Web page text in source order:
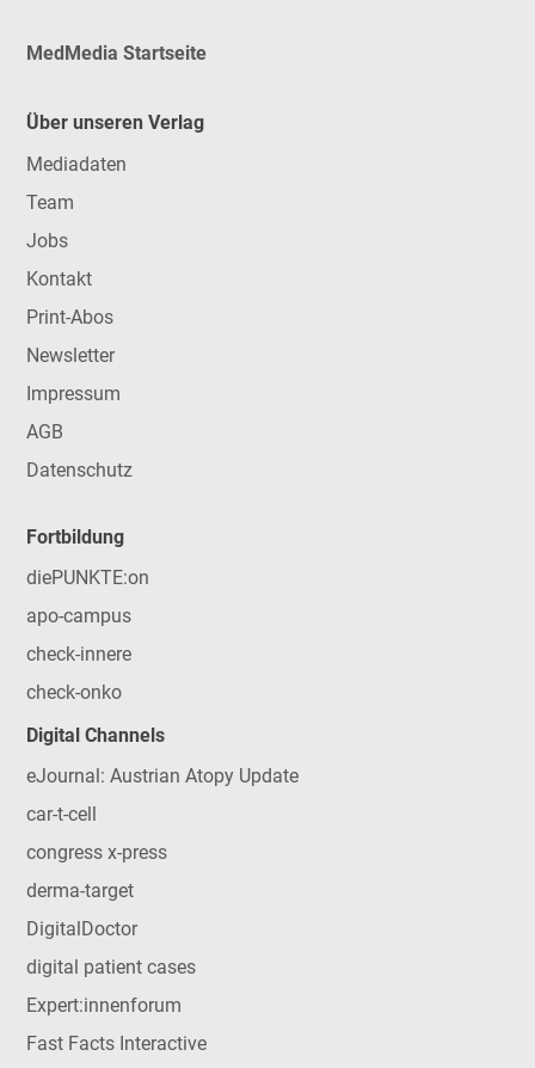
MedMedia Startseite
Über unseren Verlag
Mediadaten
Team
Jobs
Kontakt
Print-Abos
Newsletter
Impressum
AGB
Datenschutz
Fortbildung
diePUNKTE:on
apo-campus
check-innere
check-onko
Digital Channels
eJournal: Austrian Atopy Update
car-t-cell
congress x-press
derma-target
DigitalDoctor
digital patient cases
Expert:innenforum
Fast Facts Interactive